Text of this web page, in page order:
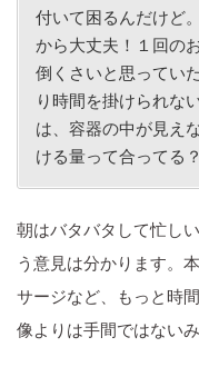
付いて困るんだけど
から大丈夫！１回の
倒くさいと思ってい
り時間を掛けられな
は、容器の中が見え
ける量って合ってる
朝はバタバタして忙し
う意見は分かります。
サージなど、もっと時
像よりは手間ではないみ